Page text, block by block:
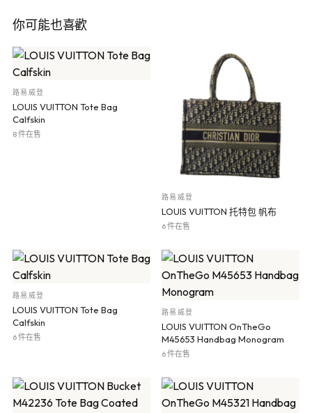
你可能也喜歡
路易威登
LOUIS VUITTON Tote Bag
Calfskin
8 件在售
路易威登
LOUIS VUITTON 托特包 帆布
6 件在售
路易威登
LOUIS VUITTON Tote Bag
Calfskin
6 件在售
路易威登
LOUIS VUITTON OnTheGo
M45653 Handbag Monogram
6 件在售